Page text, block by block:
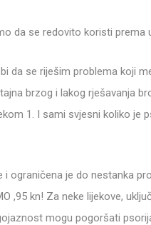
da se redovito koristi
se riješim problema koji
brzog i lakog rješavanja
1. I sami svjesni koliko
je do nestanka
,95 kn! Za neke lijekove,
mogu pogoršati